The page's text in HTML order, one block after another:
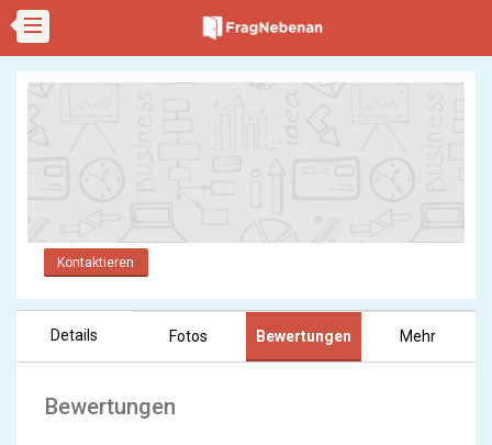
Kontaktieren
Details Fotos Bewertungen Mehr
Bewertungen